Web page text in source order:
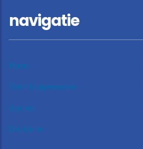
navigatie
Home
Team Burgemeester
Agenda
Disclaimer